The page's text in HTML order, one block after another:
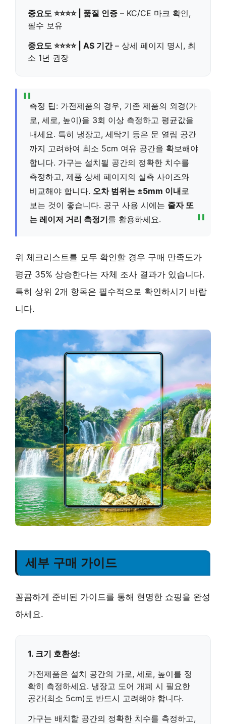
중요도 ⭐⭐⭐⭐ | 품질 인증 – KC/CE 마크 확인,
필수 보유
중요도 ⭐⭐⭐⭐ | AS 기간– 상세 페이지 명시, 최
소 1년 권장
측정 팁: 가전제품의 경우, 기존 제품의 외경(가
로, 세로, 높이)을 3회 이상 측정하고 평균값을
내세요. 특히 냉장고, 세탁기 등은 문 열림 공간
까지 고려하여 최소 5cm 여유 공간을 확보해야
합니다. 가구는 설치될 공간의 정확한 치수를
측정하고, 제품 상세 페이지의 실측 사이즈와
비교해야 합니다. 오차 범위는 ±5mm 이내 로
보는 것이 좋습니다. 공구 사용 시에는 줄자 또
는 레이저 거리 측정기를 활용하세요.
위 체크리스트를 모두 확인할 경우 구매 만족도가
평균 35% 상승한다는 자체 조사 결과가 있습니다.
특히 상위 2개 항목은 필수적으로 확인하시기 바랍
니다.
세부 구매 가이드
꼼꼼하게 준비된 가이드를 통해 현명한 쇼핑을 완성
하세요.
1. 크기 호환성:
가전제품은 설치 공간의 가로, 세로, 높이를 정
확히 측정하세요. 냉장고 도어 개폐 시 필요한
공간(최소 5cm)도 반드시 고려해야 합니다.
가구는 배치할 공간의 정확한 치수를 측정하고,